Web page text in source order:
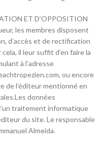
ET D’OPPOSITION
les membres disposent
d’accès et de rectification
il leur suffit d’en faire la
à l’adresse
ou encore
de l’éditeur mentionné en
données
traitement informatique
du site. Le responsable
Almeida.